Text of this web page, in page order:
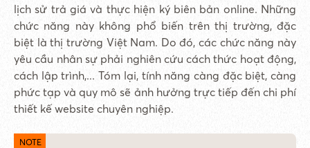
lịch sử trả giá và thực hiện ký biên bản online. Những
chức năng này không phổ biến trên thị trường, đặc
biệt là thị trường Việt Nam. Do đó, các chức năng này
yêu cầu nhân sự phải nghiên cứu cách thức hoạt động,
cách lập trình,... Tóm lại, tính năng càng đặc biệt, càng
phức tạp và quy mô sẽ ảnh hưởng trực tiếp đến chi phí
thiết kế website chuyên nghiệp.